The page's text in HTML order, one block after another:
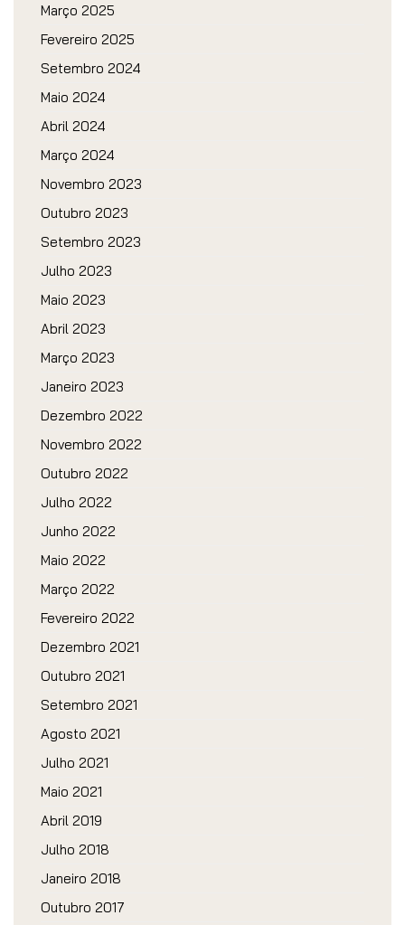
Março 2025
Fevereiro 2025
Setembro 2024
Maio 2024
Abril 2024
Março 2024
Novembro 2023
Outubro 2023
Setembro 2023
Julho 2023
Maio 2023
Abril 2023
Março 2023
Janeiro 2023
Dezembro 2022
Novembro 2022
Outubro 2022
Julho 2022
Junho 2022
Maio 2022
Março 2022
Fevereiro 2022
Dezembro 2021
Outubro 2021
Setembro 2021
Agosto 2021
Julho 2021
Maio 2021
Abril 2019
Julho 2018
Janeiro 2018
Outubro 2017